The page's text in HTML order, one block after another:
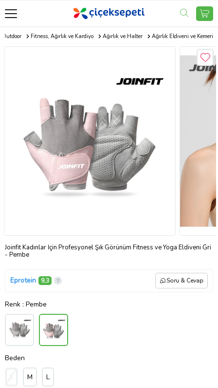
Outdoor Fitness, Ağırlık ve Kardiyo Ağırlık ve Halter Ağırlık Eldiveni ve Kemeri
Joinfit Kadınlar İçin Profesyonel Şık Görünüm Fitness ve Yoga Eldiveni Gri
- Pembe
Eprotein 9,3 Soru & Cevap
Renk : Pembe
Beden
S M L